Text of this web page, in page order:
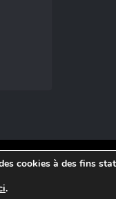
. cookies à des fins
.